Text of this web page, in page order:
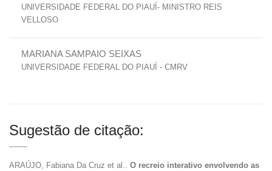
UNIVERSIDADE FEDERAL DO PIAUÍ- MINISTRO REIS
VELLOSO
MARIANA SAMPAIO SEIXAS
UNIVERSIDADE FEDERAL DO PIAUÍ - CMRV
Sugestão de citação:
ARAÚJO, Fabiana Da Cruz et al.. O recreio interativo envolvendo as